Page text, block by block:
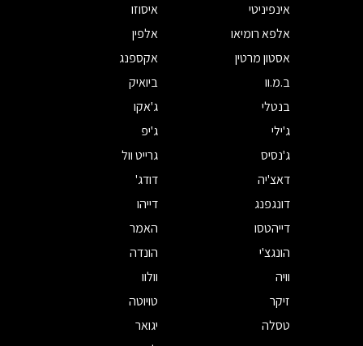
אינפיניטי
איסוזו
אלפא רומיאו
אלפין
אסטון מרטין
אקספנג
ב.מ.וו
ביואיק
בנטלי
ג'אקו
ג'ילי
ג'יפ
ג'נסיס
גרייט וול
דאצ'יה
דודג'
דונגפנג
דייהו
דייהטסו
האמר
הונגצ'י
הונדה
וויה
וולוו
זיקר
טויוטה
טסלה
יגואר